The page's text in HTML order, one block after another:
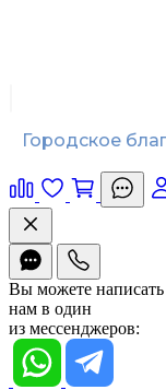
Городское
Вы можете написать
нам в один
из мессенджеров: